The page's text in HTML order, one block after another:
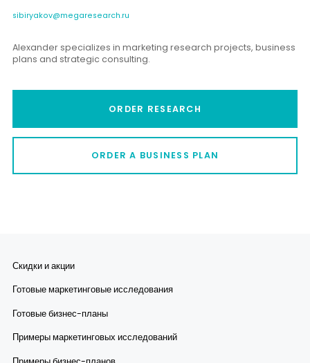
sibiryakov@megaresearch.ru
Alexander specializes in marketing research projects, business
plans and strategic consulting.
ORDER RESEARCH
ORDER A BUSINESS PLAN
Скидки и акции
Готовые маркетинговые исследования
Готовые бизнес-планы
Примеры маркетинговых исследований